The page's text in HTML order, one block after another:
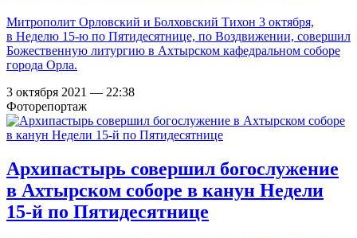
Митрополит Орловский и Болховский Тихон 3 октября,
в Неделю 15-ю по Пятидесятнице, по Воздвижении, совершил
Божественную литургию в Ахтырском кафедральном соборе
города Орла.
3 октября 2021 — 22:38
Фоторепортаж
Архипастырь совершил богослужение
в Ахтырском соборе в канун Недели
15-й по Пятидесятнице